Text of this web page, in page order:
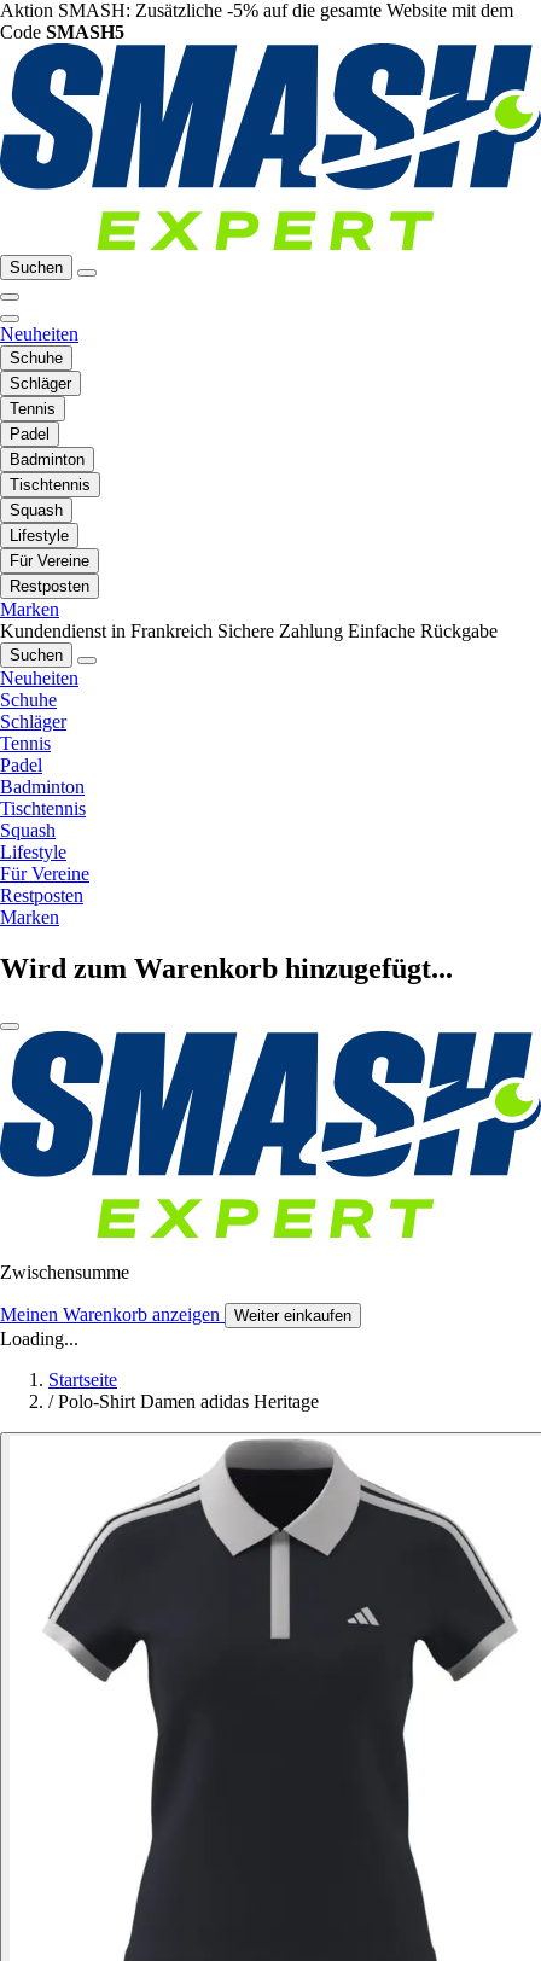
Aktion SMASH: Zusätzliche -5% auf die gesamte Website mit dem
Code SMASH5
Suchen
Neuheiten
Schuhe
Schläger
Tennis
Padel
Badminton
Tischtennis
Squash
Lifestyle
Für Vereine
Restposten
Marken
Kundendienst in Frankreich Sichere Zahlung Einfache Rückgabe
Suchen
Neuheiten
Schuhe
Schläger
Tennis
Padel
Badminton
Tischtennis
Squash
Lifestyle
Für Vereine
Restposten
Marken
Wird zum Warenkorb hinzugefügt...
Zwischensumme
Meinen Warenkorb anzeigen Weiter einkaufen
Loading...
Startseite
/ Polo-Shirt Damen adidas Heritage